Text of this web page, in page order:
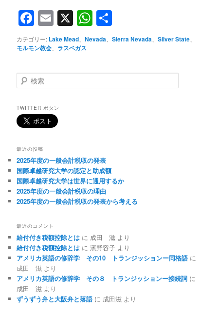
Facebook
Email
X WhatsApp
有
カテゴリー: Lake Mead 、Nevada 、Sierra Nevada 、Silver State
モルモン教会 ラスベガス
検
索
TWITTER ボタン
最近の投稿
2025年度の一般会計税収の発表
国際卓越研究大学の認定と助成額
国際卓越研究大学は世界に通用するか
2025年度の一般会計税収の理由
2025年度の一般会計税収の発表から考える
最近のコメント
給付付き税額控除とは に 成田 滋 より
給付付き税額控除とは に濱野容子 より
アメリカ英語の修辞学 その10 トランジッションー同格語に
成田 滋 より
アメリカ英語の修辞学 その８ トランジッションー接続詞 に
成田 滋 より
ずうずう弁と大阪弁と落語に 成田滋 より